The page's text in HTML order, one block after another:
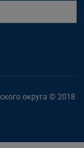
округа © 2018